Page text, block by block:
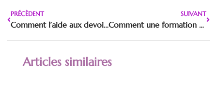
PRÉCÈDENT
Comment l’aide aux devoirs en ligne booste les résultats scolaires
SUIVANT
Comment une formation peut transformer la carrière d’un freelance IT
Articles similaires